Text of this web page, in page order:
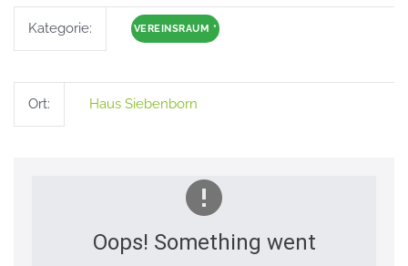
Kategorie: VEREINSRAUM *
Ort: Haus Siebenborn
Oops! Something went